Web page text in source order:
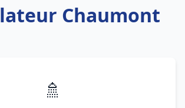
Chaumont
🚿